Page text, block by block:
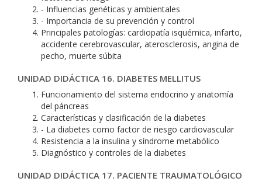
- Influencias genéticas y ambientales
- Importancia de su prevención y control
Principales patologías: cardiopatía isquémica, infarto,
accidente cerebrovascular, aterosclerosis, angina de
pecho, muerte súbita
UNIDAD DIDÁCTICA 16. DIABETES MELLITUS
Funcionamiento del sistema endocrino y anatomía
del páncreas
Características y clasificación de la diabetes
- La diabetes como factor de riesgo cardiovascular
Resistencia a la insulina y síndrome metabólico
Diagnóstico y controles de la diabetes
UNIDAD DIDÁCTICA 17. PACIENTE TRAUMATOLÓGICO